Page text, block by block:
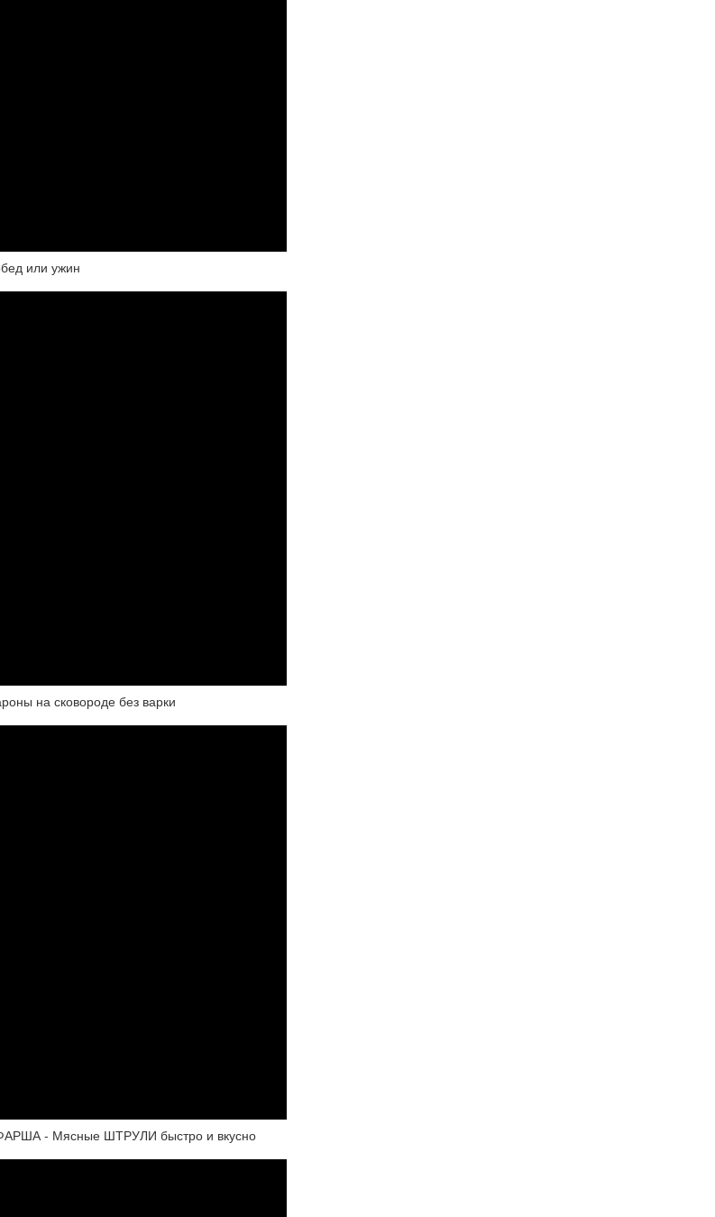
или ужин
на сковороде без варки
ФАРША - Мясные ШТРУЛИ быстро и вкусно